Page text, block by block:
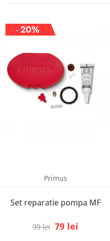
- 20%
Primus
Set reparatie pompa MF
99 lei 79 lei